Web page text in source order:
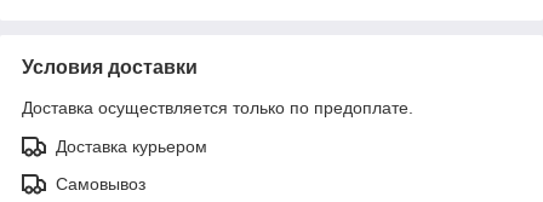
Условия доставки
Доставка осуществляется только по предоплате.
Доставка курьером
Самовывоз